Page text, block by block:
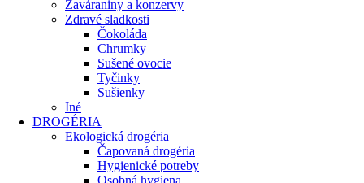
Zaváraniny a konzervy
Zdravé sladkosti
Čokoláda
Chrumky
Sušené ovocie
Tyčinky
Sušienky
Iné
DROGÉRIA
Ekologická drogéria
Čapovaná drogéria
Hygienické potreby
Osobná hygiena